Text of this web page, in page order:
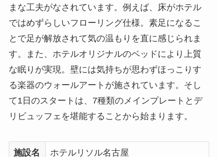
まな工夫がなされています。例えば、床がホテル
ではめずらしいフローリング仕様。素足になるこ
とで足が解放されて気の温もりを直に感じられま
す。また、ホテルオリジナルのベッドにより上質
な眠りが実現。壁には気持ちが思わずほっこりす
る楽器のウォールアートが施されています。そし
て1日のスタートは、7種類のメインプレートとデ
リビュッフェを堪能することから始まります。
施設名 ホテルリソル名古屋